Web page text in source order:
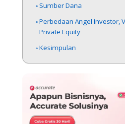
Sumber Dana
Perbedaan Angel Investor,
Private Equity
Kesimpulan